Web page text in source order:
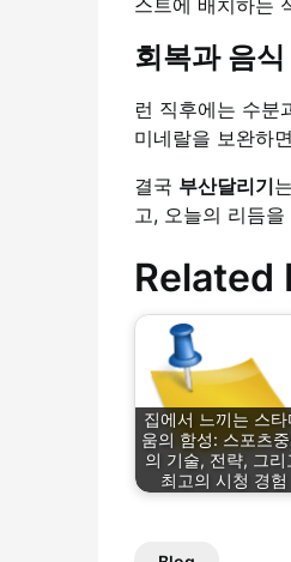
스트에 배치하는
회복과 음식
런 직후에는 수분
미네랄을 보완하
결국 부산달리기
고, 오늘의 리듬
Related
집에서 느끼는 스타
움의 함성: 스포츠
의 기술, 전략, 그리
최고의 시청 경험